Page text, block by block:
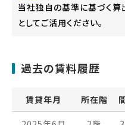
当社独自の基準に基づく算
としてご活用ください。
過去の賃料履歴
賃貸年月 所在階